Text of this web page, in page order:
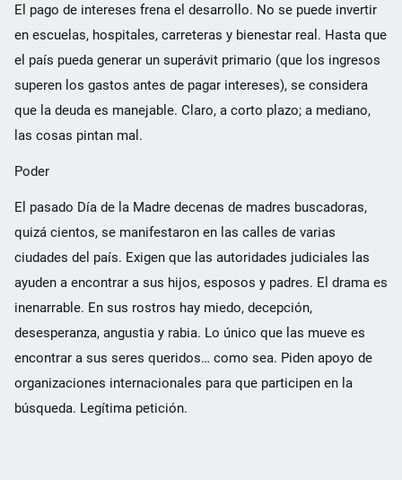
El pago de intereses frena el desarrollo. No se puede invertir
en escuelas, hospitales, carreteras y bienestar real. Hasta que
el país pueda generar un superávit primario (que los ingresos
superen los gastos antes de pagar intereses), se considera
que la deuda es manejable. Claro, a corto plazo; a mediano,
las cosas pintan mal.
Poder
El pasado Día de la Madre decenas de madres buscadoras,
quizá cientos, se manifestaron en las calles de varias
ciudades del país. Exigen que las autoridades judiciales las
ayuden a encontrar a sus hijos, esposos y padres. El drama es
inenarrable. En sus rostros hay miedo, decepción,
desesperanza, angustia y rabia. Lo único que las mueve es
encontrar a sus seres queridos… como sea. Piden apoyo de
organizaciones internacionales para que participen en la
búsqueda. Legítima petición.